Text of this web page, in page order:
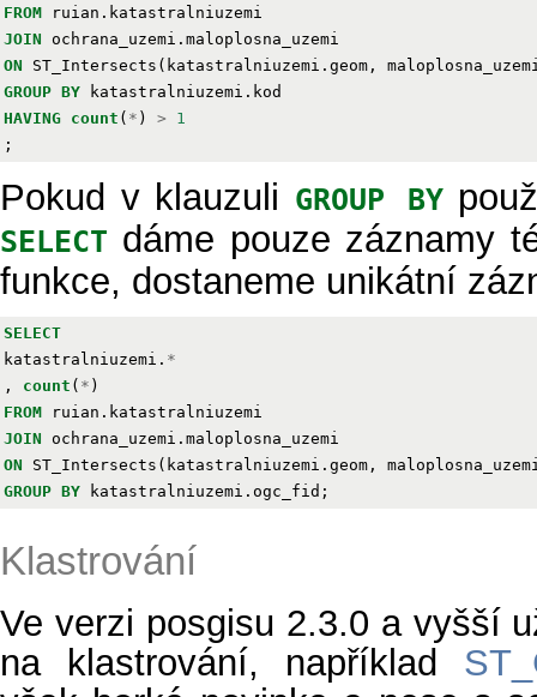
FROM
ruian . katastralniuzemi
JOIN
ochrana_uzemi . maloplosna_uzemi
ON
ST_Intersects ( katastralniuzemi . geom ,
GROUP BY katastralniuzemi . kod
HAVING count ( * ) >
1
;
Pokud v klauzuli GROUP BY
SELECT dáme pouze záznamy
funkce, dostaneme unikátní
SELECT
katastralniuzemi . *
,
count ( * )
FROM
ruian . katastralniuzemi
JOIN
ochrana_uzemi . maloplosna_uzemi
ON
ST_Intersects ( katastralniuzemi . geom ,
GROUP BY katastralniuzemi . ogc_fid ;
Klastrování
Ve verzi posgisu 2.3.0 a vyšší
na klastrování, například